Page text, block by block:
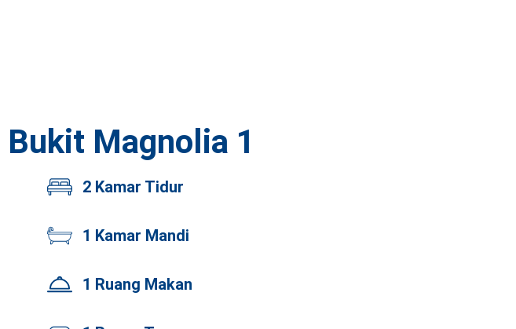
Bukit Magnolia 1
2 Kamar Tidur
1 Kamar Mandi
1 Ruang Makan